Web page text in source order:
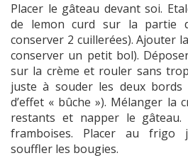
Placer le gâteau devant soi.
de lemon curd sur la partie
conserver 2 cuillerées). Ajouter
conserver un petit bol).
sur la crème et rouler sans
juste à souder les deux
d’effet « bûche »). Mélanger la
restants et napper le gâteau.
framboises. Placer au frigo
souffler les bougies.